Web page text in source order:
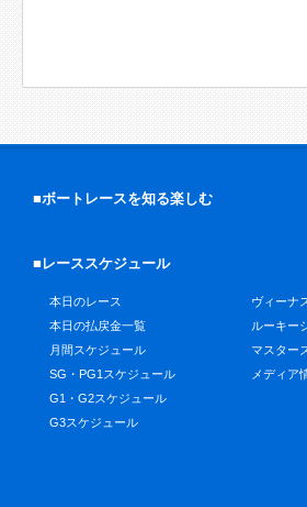
■ボートレースを知る楽しむ
■レーススケジュール
本日のレース
本日の払戻金一覧
月間スケジュール
SG・PG1スケジュール
G1・G2スケジュール
G3スケジュール
ヴィーナ
ルーキー
マスター
メディア